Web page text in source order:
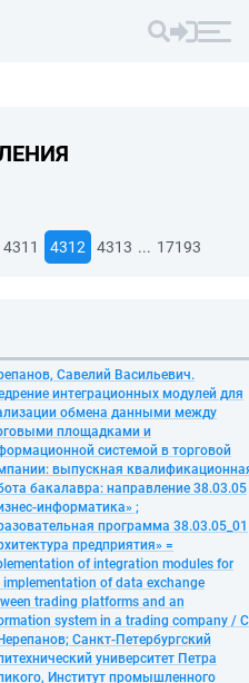
4311 4312 4313 ... 17193
Савелий Васильевич.
интеграционных модулей для
обмена данными между
площадками и
системой в торговой
выпускная
бакалавра: направление 38.03.05
информатика» ;
программа 38.03.05_01
предприятия» =
of integration modules for
implementation of data exchange
trading platforms and an
system in a trading company /
Санкт-Петербургский
университет Петра
Институт промышленного